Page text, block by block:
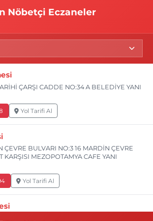
Nöbetçi Eczaneler
ÇARŞI CADDE NO:34 A BELEDİYE YANI
Yol Tarifi Al
ÇEVRE BULVARI NO:3 16 MARDİN ÇEVRE
KARŞISI MEZOPOTAMYA CAFE YANI
Yol Tarifi Al